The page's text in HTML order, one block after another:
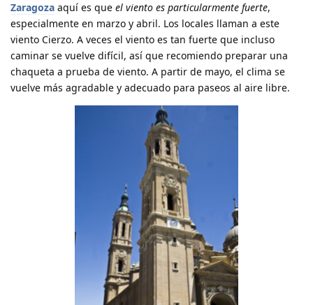
Zaragoza aquí es que el viento es particularmente fuerte,
especialmente en marzo y abril. Los locales llaman a este
viento Cierzo. A veces el viento es tan fuerte que incluso
caminar se vuelve difícil, así que recomiendo preparar una
chaqueta a prueba de viento. A partir de mayo, el clima se
vuelve más agradable y adecuado para paseos al aire libre.